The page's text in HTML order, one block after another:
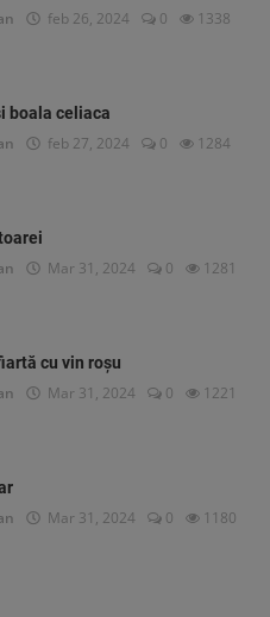
feb 26, 2024 0 1338
boala celiaca
feb 27, 2024 0 1284
Mar 31, 2024 0 1281
cu vin roșu
Mar 31, 2024 0 1221
Mar 31, 2024 0 1180